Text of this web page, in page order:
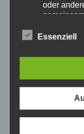
Februar 2026
Januar 2026
November 2025
Oktober 2025
oder
das Recht
Kriterien
Essenziell